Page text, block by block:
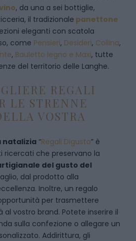
, da una a sei bottiglie,
il tradizionale panettone
eleganti con scatola
come Pensieri, Desideri, Collina,
, Bauletto legno e Maxi, tutte
del territorio delle Langhe.
REGALI
LE STRENNE
VOSTRA
natalizia “Regali Digusto” è
che preservano la
del gusto del
dal prodotto alla
Inoltre, un regalo
per trasmettere
al vostro brand. Potete inserire il
sulla confezione o allegare un
Addirittura, gli